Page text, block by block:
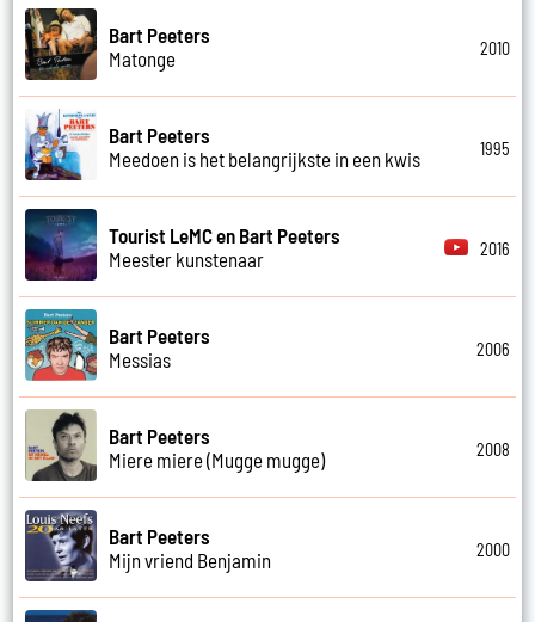
Bart Peeters
Matonge
2010
Bart Peeters
Meedoen is het belangrijkste in een kwis
1995
Tourist LeMC en Bart Peeters
Meester kunstenaar
2016
Bart Peeters
Messias
2006
Bart Peeters
Miere miere (Mugge mugge)
2008
Bart Peeters
Mijn vriend Benjamin
2000